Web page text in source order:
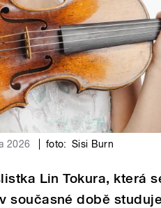
2026 foto: Sisi Burn
Lin Tokura, která
současné době